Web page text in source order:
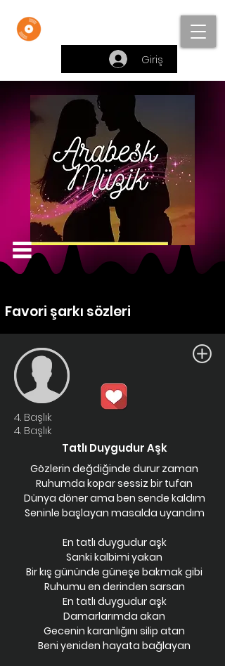
Giriş
Favori şarkı sözleri
4. Başlık
4. Başlık
Tatlı Duygudur Aşk
Gözlerin değdiğinde durur zaman
Ruhumda kopar sessiz bir tufan
Dünya döner ama ben sende kaldım
Seninle başlayan masalda uyandım
En tatlı duygudur aşk
Sanki kalbimi yakan
Bir kış gününde güneşe bakmak gibi
Ruhumu en derinden sarsan
En tatlı duygudur aşk
Damarlarımda akan
Gecenin karanlığını silip atan
Beni yeniden hayata bağlayan